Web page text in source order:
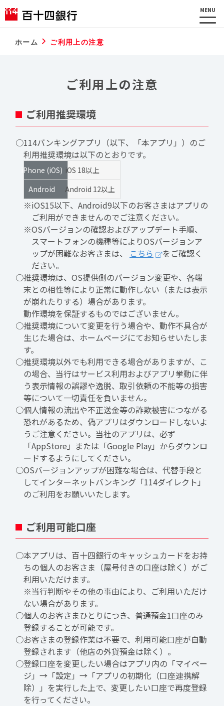
MENU
ホーム ご利用上の注意
ご利用上の注意
ご利用推奨環境
○114バンキングアプリ（以下、「本アプリ」）のご
利用推奨環境は以下のとおりです。
iPhone (iOS) iOS 18以上
Android
Android 12以上
※iOS15以下、Android9以下のお客さまはアプリの
ご利用ができませんのでご注意ください。
※OSバージョンの確認およびアップデート手順、
スマートフォンの機種等によりOSバージョンア
ップが困難なお客さまは、
こちら
をご確認く
ださい。
○推奨環境は、OS提供側のバージョン変更や、各端
末との相性等により正常に動作しない（または表示
が崩れたりする）場合があります。
動作環境を保証するものではございません。
○推奨環境について変更を行う場合や、動作不具合が
生じた場合は、ホームページにてお知らせいたしま
す。
○推奨環境以外でも利用できる場合がありますが、こ
の場合、当行はサービス利用およびアプリ挙動に伴
う表示情報の誤謬や逸脱、取引依頼の不能等の損害
等について一切責任を負いません。
○個人情報の流出や不正送金等の詐欺被害につながる
恐れがあるため、偽アプリはダウンロードしないよ
うご注意ください。当社のアプリは、必ず
「AppStore」または「Google Play」からダウンロ
ードするようにしてください。
○OSバージョンアップが困難な場合は、代替手段と
してインターネットバンキング「114ダイレクト」
のご利用をお願いいたします。
ご利用可能口座
○本アプリは、百十四銀行のキャッシュカードをお持
ちの個人のお客さま（屋号付きの口座は除く）がご
利用いただけます。
※当行判断やその他の事由により、ご利用いただけ
ない場合があります。
○個人のお客さまひとりにつき、普通預金1口座のみ
登録することが可能です。
○お客さまの登録作業は不要で、利用可能口座が自動
登録されます（他店の外貨預金は除く）。
○登録口座を変更したい場合はアプリ内の「マイペー
ジ」→「設定」→「アプリの初期化（口座連携解
除）」を実行した上で、変更したい口座で再度登録
を行ってください。